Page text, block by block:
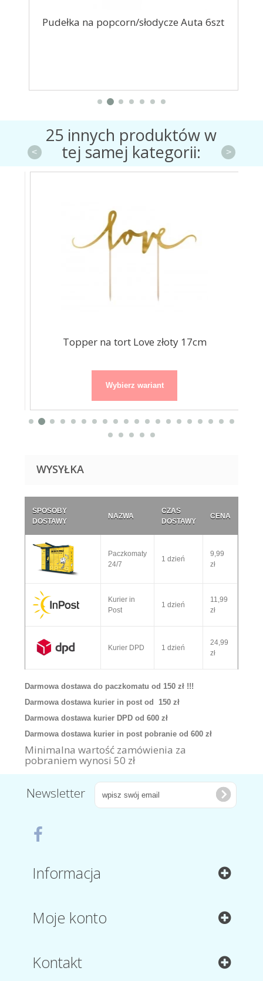
Pudełka na popcorn/słodycze Auta 6szt
25 innych produktów w
tej samej kategorii:
Topper na tort Love złoty 17cm
Wybierz wariant
< >
WYSYŁKA
SPOSOBY
DOSTAWY
NAZWA
CZAS
DOSTAWY
CENA
Paczkomaty
24/7
1 dzień
9,99
zł
Kurier in
Post
1 dzień
11,99
zł
Kurier DPD 1 dzień
24,99
zł
Darmowa dostawa do paczkomatu od 150 zł !!!
Darmowa dostawa kurier in post od 150 zł
Darmowa dostawa kurier DPD od 600 zł
Darmowa dostawa kurier in post pobranie od 600 zł
Minimalna wartość zamówienia za
pobraniem wynosi 50 zł
Newsletter
Informacja
Moje konto
Kontakt